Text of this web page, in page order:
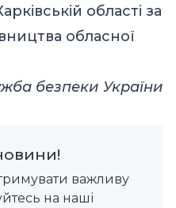
області за
обласної
безпеки України
важливу
на наші